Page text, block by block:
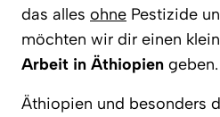
das alles ohne Pestizide
möchten wir dir einen
Arbeit in Äthiopien geben.
Äthiopien und besonders